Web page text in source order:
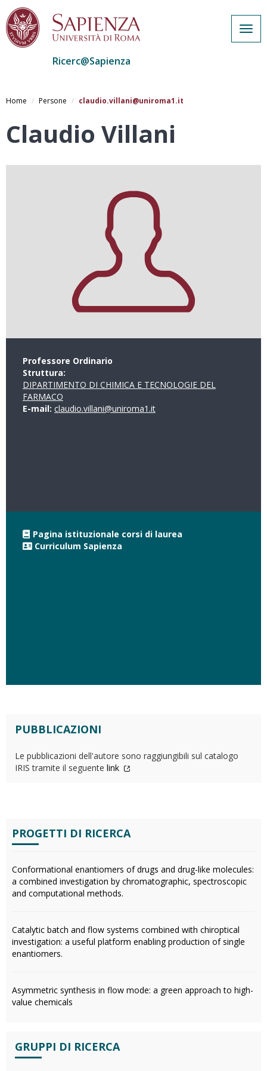
al
principale
Ricerc@Sapienza
Home Persone claudio.villani@uniroma1.it
Claudio Villani
Professore Ordinario
Struttura:
DIPARTIMENTO DI CHIMICA E TECNOLOGIE DEL
FARMACO
E-mail: claudio.villani@uniroma1.it
Pagina istituzionale corsi di laurea
Curriculum Sapienza
PUBBLICAZIONI
Le pubblicazioni dell'autore sono raggiungibili sul catalogo
IRIS tramite il seguente link
PROGETTI DI RICERCA
Conformational enantiomers of drugs and drug-like molecules:
a combined investigation by chromatographic, spectroscopic
and computational methods.
Catalytic batch and flow systems combined with chiroptical
investigation: a useful platform enabling production of single
enantiomers.
Asymmetric synthesis in flow mode: a green approach to high-
value chemicals
GRUPPI DI RICERCA